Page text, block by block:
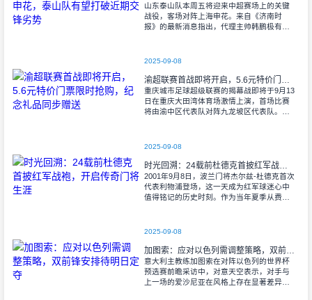
山东泰山队本周五将迎来中超赛场上的关键
战役，客场对阵上海申花。来自《济南时
报》的最新消息指出，代理主帅韩鹏极有可
验。
2025-09-08
渝超联赛首战即将开启，5.6元特价门票限时抢购，纪念礼品同步赠送
重庆城市足球超级联赛的揭幕战即将于9月13
日在重庆大田湾体育场激情上演，首场比赛
将由渝中区代表队对阵九龙坡区代表队。据
2025-09-08
时光回溯：24载前杜德克首披红军战袍，开启传奇门将生涯
2001年9月8日，波兰门将杰尔兹-杜德克首次
代表利物浦登场，这一天成为红军球迷心中
值得铭记的历史时刻。作为当年夏季从费耶
2025-09-08
加图索：应对以色列需调整策略，双前锋安排待明日定夺
意大利主教练加图索在对阵以色列的世界杯
预选赛前瞻采访中，对意天空表示，对手与
上一场的爱沙尼亚在风格上存在显著差异。